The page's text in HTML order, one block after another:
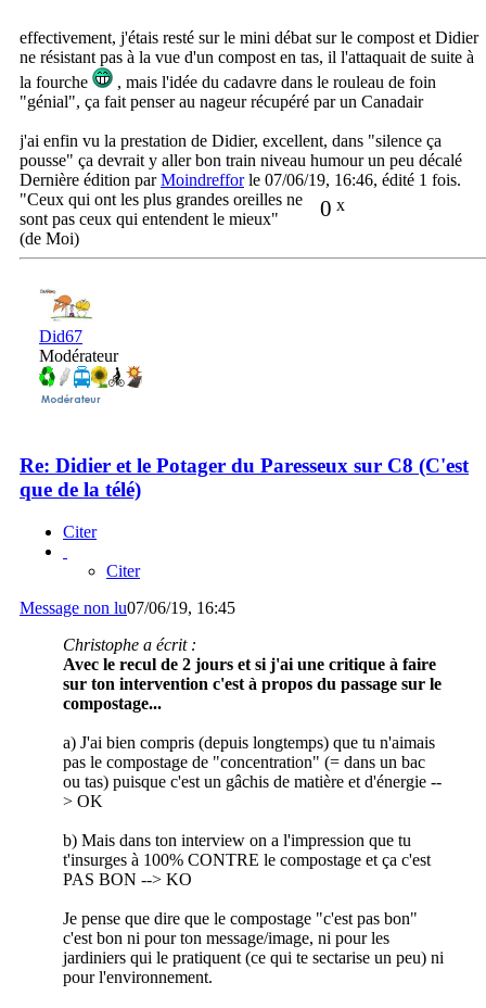
effectivement, j'étais resté sur le mini débat sur le compost et Didier
ne résistant pas à la vue d'un compost en tas, il l'attaquait de suite à
la fourche
, mais l'idée du cadavre dans le rouleau de foin
"génial", ça fait penser au nageur récupéré par un Canadair
j'ai enfin vu la prestation de Didier, excellent, dans "silence ça
pousse" ça devrait y aller bon train niveau humour un peu décalé
Dernière édition parMoindrefforle 07/06/19, 16:46, édité 1 fois.
0 x
"Ceux qui ont les plus grandes oreilles ne
sont pas ceux qui entendent le mieux"
(de Moi)
Did67
Modérateur
Re: Didier et le Potager du Paresseux sur C8 (C'est
que de la télé)
Citer
Citer
Message non lu07/06/19, 16:45
Christophe a écrit :
Avec le recul de 2 jours et si j'ai une critique à faire
sur ton intervention c'est à propos du passage sur le
compostage...
a) J'ai bien compris (depuis longtemps) que tu n'aimais
pas le compostage de "concentration" (= dans un bac
ou tas) puisque c'est un gâchis de matière et d'énergie --
> OK
b) Mais dans ton interview on a l'impression que tu
t'insurges à 100% CONTRE le compostage et ça c'est
PAS BON --> KO
Je pense que dire que le compostage "c'est pas bon"
c'est bon ni pour ton message/image, ni pour les
jardiniers qui le pratiquent (ce qui te sectarise un peu) ni
pour l'environnement.